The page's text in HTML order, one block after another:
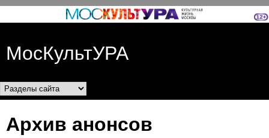
Перейти к основному
МосКультУРА
Разделы сайта
Архив анонсов